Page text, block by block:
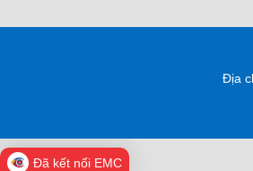
Địa
Đã kết nối EMC